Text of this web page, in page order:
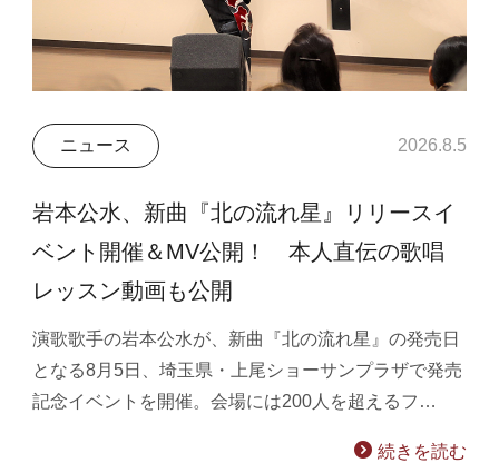
ニュース 2026.8.5
岩本公水、新曲『北の流れ星』リリースイ
ベント開催＆MV公開！ 本人直伝の歌唱
レッスン動画も公開
演歌歌手の岩本公水が、新曲『北の流れ星』の発売日
となる8月5日、埼玉県・上尾ショーサンプラザで発売
記念イベントを開催。会場には200人を超えるフ…
続きを読む